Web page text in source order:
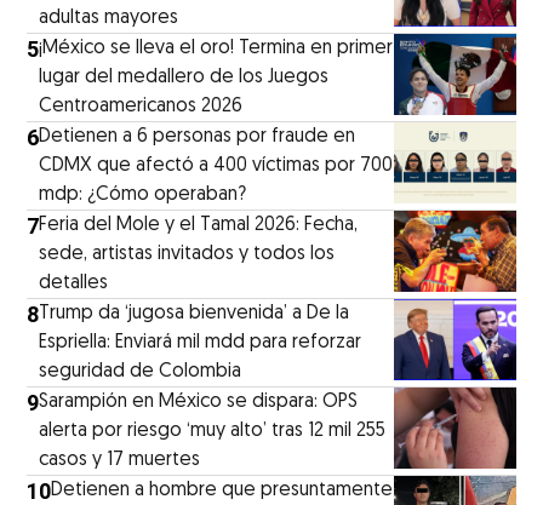
adultas mayores
5¡México se lleva el oro! Termina en primer
lugar del medallero de los Juegos
Centroamericanos 2026
6Detienen a 6 personas por fraude en
CDMX que afectó a 400 víctimas por 700
mdp: ¿Cómo operaban?
7Feria del Mole y el Tamal 2026: Fecha,
sede, artistas invitados y todos los
detalles
8 Trump da ‘jugosa bienvenida’ a De la
Espriella: Enviará mil mdd para reforzar
seguridad de Colombia
9Sarampión en México se dispara: OPS
alerta por riesgo ‘muy alto’ tras 12 mil 255
casos y 17 muertes
10Detienen a hombre que presuntamente